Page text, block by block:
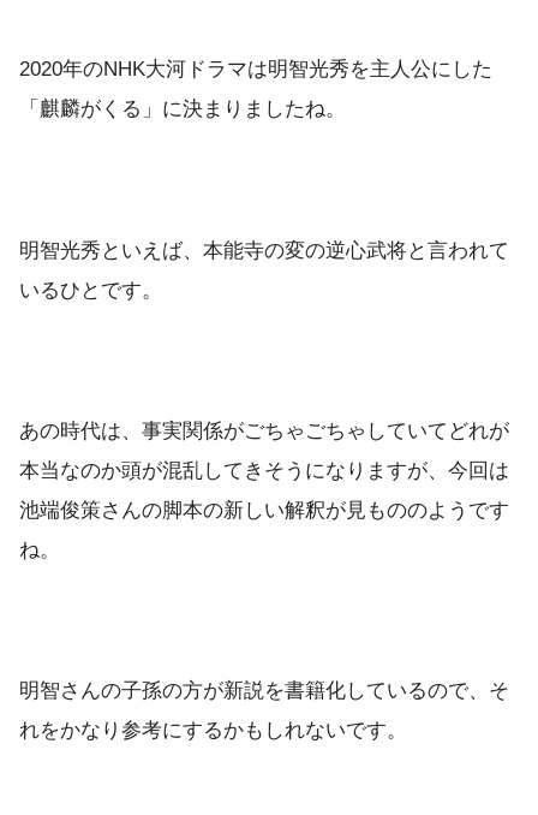
2020年のNHK大河ドラマは明智光秀を主人公にした
「麒麟がくる」に決まりましたね。
明智光秀といえば、本能寺の変の逆心武将と言われて
いるひとです。
あの時代は、事実関係がごちゃごちゃしていてどれが
本当なのか頭が混乱してきそうになりますが、今回は
池端俊策さんの脚本の新しい解釈が見もののようです
ね。
明智さんの子孫の方が新説を書籍化しているので、そ
れをかなり参考にするかもしれないです。